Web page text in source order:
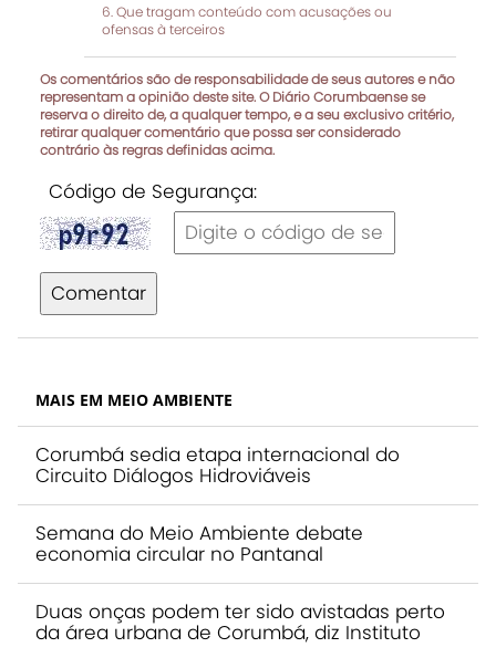
Que tragam conteúdo com acusações ou
ofensas à terceiros
Os comentários são de responsabilidade de seus autores e não
representam a opinião deste site. O Diário Corumbaense se
reserva o direito de, a qualquer tempo, e a seu exclusivo critério,
retirar qualquer comentário que possa ser considerado
contrário às regras definidas acima.
Código de Segurança:
Comentar
MAIS EM MEIO AMBIENTE
Corumbá sedia etapa internacional do
Circuito Diálogos Hidroviáveis
Semana do Meio Ambiente debate
economia circular no Pantanal
Duas onças podem ter sido avistadas perto
da área urbana de Corumbá, diz Instituto